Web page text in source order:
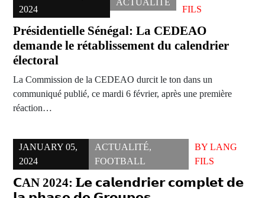
2024
ACTUALITÉ
FILS
Présidentielle Sénégal: La CEDEAO
demande le rétablissement du calendrier
électoral
La Commission de la CEDEAO durcit le ton dans un
communiqué publié, ce mardi 6 février, après une première
réaction…
JANUARY 05,
2024
ACTUALITÉ,
FOOTBALL
BY LANG
FILS
𝗖AN 2024: 𝐋𝗲 𝗰𝗮𝗹𝗲𝗻𝗱𝗿𝗶𝗲𝗿 𝗰𝗼𝗺𝗽𝗹𝗲𝘁 𝗱𝗲